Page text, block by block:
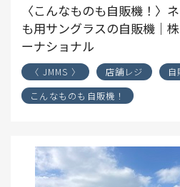
〈こんなものも自販機！〉
も用サングラスの自販機｜
ーナショナル
〈 JMMS 〉 店舗レジ
自
こんなものも自販機！